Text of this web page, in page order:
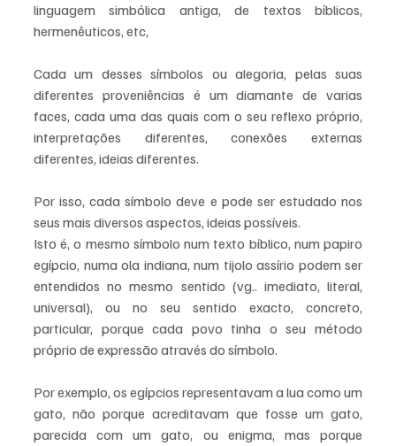
linguagem simbólica antiga, de textos bíblicos,
hermenêuticos, etc,
Cada um desses símbolos ou alegoria, pelas suas
diferentes proveniências é um diamante de varias
faces, cada uma das quais com o seu reflexo próprio,
interpretações diferentes, conexões externas
diferentes, ideias diferentes.
Por isso, cada símbolo deve e pode ser estudado nos
seus mais diversos aspectos, ideias possíveis.
Isto é, o mesmo símbolo num texto bíblico, num papiro
egípcio, numa ola indiana, num tijolo assírio podem ser
entendidos no mesmo sentido (vg.. imediato, literal,
universal), ou no seu sentido exacto, concreto,
particular, porque cada povo tinha o seu método
próprio de expressão através do símbolo.
Por exemplo, os egípcios representavam a lua como um
gato, não porque acreditavam que fosse um gato,
parecida com um gato, ou enigma, mas porque